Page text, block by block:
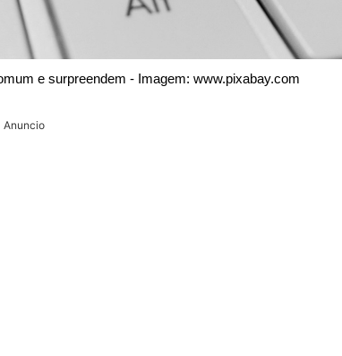
e surpreendem - Imagem: www.pixabay.com
Anuncio